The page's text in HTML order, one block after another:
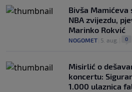
Bivša Mamićeva
NBA zvijezdu,
Marinko Rokvić
NOGOMET 5. aug. 0
Misirlić o
koncertu:
1.000 ulaznica